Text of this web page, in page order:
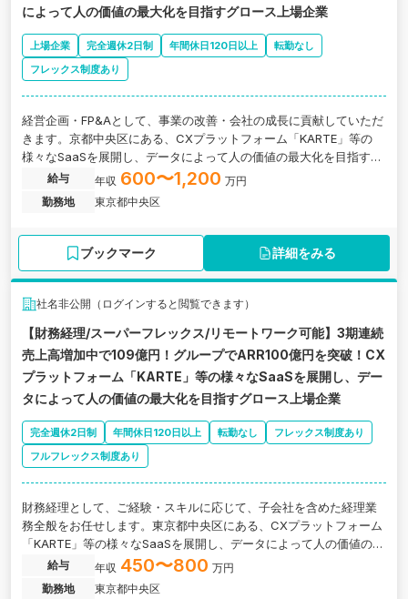
によって人の価値の最大化を目指すグロース上場企業
上場企業 完全週休2日制 年間休日120日以上
転勤なし
フレックス制度あり
経営企画・FP&Aとして、事業の改善・会社の成長に貢献していただ
きます。京都中央区にある、CXプラットフォーム「KARTE」等の
様々なSaaSを展開し、データによって人の価値の最大化を目指すグ
ロース上場企業の求人です。
給与 年収 600〜1,200 万円
勤務地
東京都中央区
ブックマーク 詳細をみる
社名非公開（ログインすると閲覧できます）
【財務経理/スーパーフレックス/リモートワーク可能】3期連続
売上高増加中で109億円！グループでARR100億円を突破！CX
プラットフォーム「KARTE」等の様々なSaaSを展開し、デー
タによって人の価値の最大化を目指すグロース上場企業
完全週休2日制 年間休日120日以上 転勤なし
フレックス制度あり
フルフレックス制度あり
財務経理として、ご経験・スキルに応じて、子会社を含めた経理業
務全般をお任せします。東京都中央区にある、CXプラットフォーム
「KARTE」等の様々なSaaSを展開し、データによって人の価値の最
大化を目指すグロース上場企業の求人です。
給与 年収 450〜800 万円
勤務地
東京都中央区